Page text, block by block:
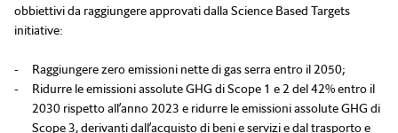
obbiettivi da raggiungere approvati dalla Science Based Targets
initiative:
Raggiungere zero emissioni nette di gas serra entro il 2050;
Ridurre le emissioni assolute GHG di Scope 1 e 2 del 42% entro il
2030 rispetto all’anno 2023 e ridurre le emissioni assolute GHG di
Scope 3, derivanti dall’acquisto di beni e servizi e dal trasporto e